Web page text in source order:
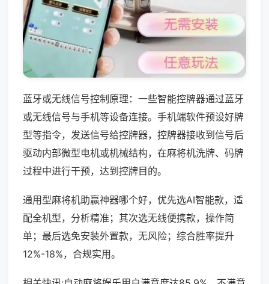
蓝牙或无线信号控制原理：一些智能控牌器通过蓝牙
或无线信号与手机等设备连接。手机端软件预设好牌
型等指令，发送信号给控牌器，控牌器接收到信号后
驱动内部微型电机或机械结构，在麻将机洗牌、码牌
过程中进行干预，达到控牌目的。
通用型麻将机助赢神器哪个好，优先选AI智能款，适
配全机型，分析精准；其次选无线便携款，操作简
单；最后选免安装外置款，无风险；综合胜率提升
12%-18%，合规实用。